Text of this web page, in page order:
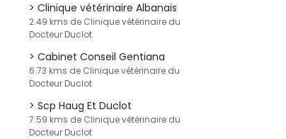
Clinique vétérinaire Albanais
2.49 kms de Clinique vétérinaire du
Docteur Duclot
Cabinet Conseil Gentiana
6.73 kms de Clinique vétérinaire du
Docteur Duclot
Scp Haug Et Duclot
7.59 kms de Clinique vétérinaire du
Docteur Duclot